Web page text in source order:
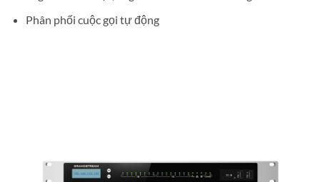
Phân phối cuộc gọi tự động